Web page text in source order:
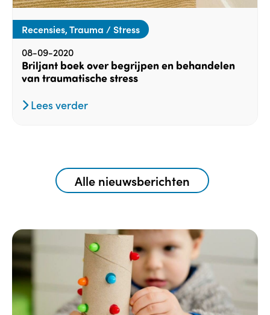
Recensies, Trauma / Stress
08-09-2020
Briljant boek over begrijpen en behandelen
van traumatische stress
Lees verder
Alle nieuwsberichten